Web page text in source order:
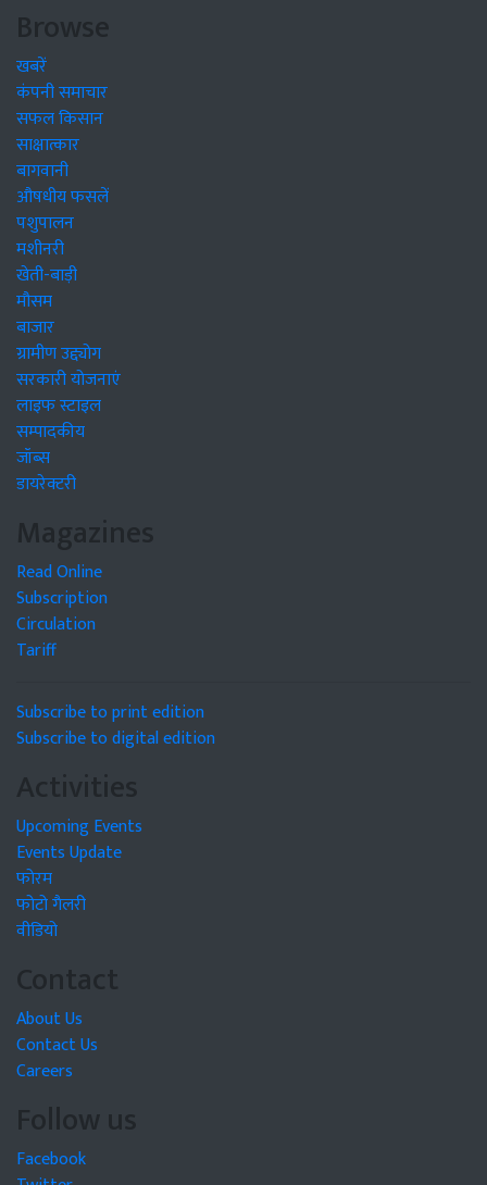
Browse
खबरें
कंपनी समाचार
सफल किसान
साक्षात्कार
बागवानी
औषधीय फसलें
पशुपालन
मशीनरी
खेती-बाड़ी
मौसम
बाजार
ग्रामीण उद्द्योग
सरकारी योजनाएं
लाइफ स्टाइल
सम्पादकीय
जॉब्स
डायरेक्टरी
Magazines
Read Online
Subscription
Circulation
Tariff
Subscribe to print edition
Subscribe to digital edition
Activities
Upcoming Events
Events Update
फोरम
फोटो गैलरी
वीडियो
Contact
About Us
Contact Us
Careers
Follow us
Facebook